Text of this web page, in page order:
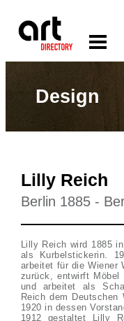
Design
Lilly Reich
Berlin 1885 -
Lilly Reich wird 1885
als Kurbelstickerin.
arbeitet für die Wiener
zurück, entwirft Möbel
und arbeitet als
Reich dem
1920 in dessen
1912 gestaltet Lilly